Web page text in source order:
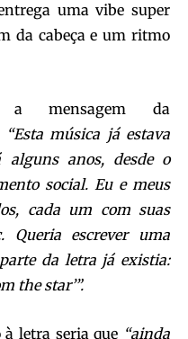
uma vibe super
da cabeça e um ritmo
mensagem da
“Esta música já estava
alguns anos, desde o
social. Eu e meus
cada um com suas
Queria escrever uma
da letra já existia:
the star’”.
letra seria que “ainda